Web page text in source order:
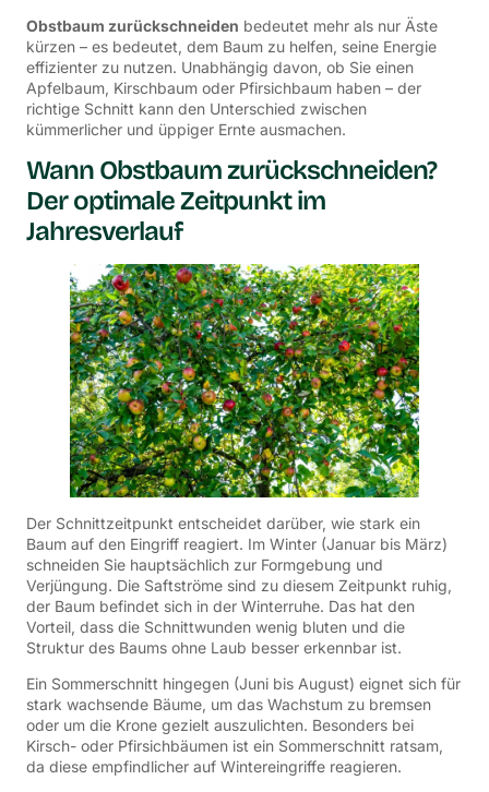
Obstbaum zurückschneiden bedeutet mehr als nur Äste
kürzen – es bedeutet, dem Baum zu helfen, seine Energie
effizienter zu nutzen. Unabhängig davon, ob Sie einen
Apfelbaum, Kirschbaum oder Pfirsichbaum haben – der
richtige Schnitt kann den Unterschied zwischen
kümmerlicher und üppiger Ernte ausmachen.
Wann Obstbaum zurückschneiden?
Der optimale Zeitpunkt im
Jahresverlauf
Der Schnittzeitpunkt entscheidet darüber, wie stark ein
Baum auf den Eingriff reagiert. Im Winter (Januar bis März)
schneiden Sie hauptsächlich zur Formgebung und
Verjüngung. Die Saftströme sind zu diesem Zeitpunkt ruhig,
der Baum befindet sich in der Winterruhe. Das hat den
Vorteil, dass die Schnittwunden wenig bluten und die
Struktur des Baums ohne Laub besser erkennbar ist.
Ein Sommerschnitt hingegen (Juni bis August) eignet sich für
stark wachsende Bäume, um das Wachstum zu bremsen
oder um die Krone gezielt auszulichten. Besonders bei
Kirsch- oder Pfirsichbäumen ist ein Sommerschnitt ratsam,
da diese empfindlicher auf Wintereingriffe reagieren.